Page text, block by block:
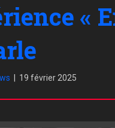
«
19 février 2025